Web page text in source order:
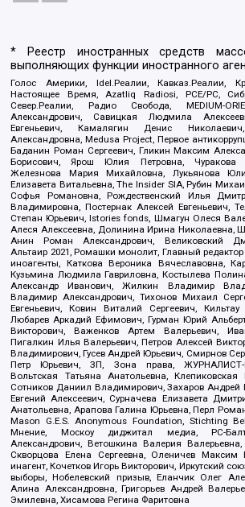
* Реестр иностранных средств
выполняющих функции иностранного
Голос Америки, Idel.Реалии, Кавказ.Реалии,
Настоящее Время, Azatliq Radiosi, PCE/PC,
Север.Реалии, Радио Свобода, MEDIUM-
Александрович, Савицкая Людмила
Евгеньевич, Камалягин Денис
Александровна, Medusa Project, Первое
Баданин Роман Сергеевич, Гликин Максим
Борисович, Ярош Юлия Петровна, Чуракова
Железнова Мария Михайловна, Лукьянова
Елизавета Витальевна, The Insider SIA, Рубин
Софья Романовна, Рождественский Илья
Владимировна, Постернак Алексей Евгеньевич,
Степан Юрьевич, Istories fonds, Шмагун Олеся
Алеся Алексеевна, Долинина Ирина Николаевна,
Анин Роман Александрович, Великовский
Альтаир 2021, Ромашки монолит, Главный
иноагенты, Каткова Вероника Вячеславовна,
Кузьмина Людмила Гавриловна, Костылева
Александр Иванович, Жилкин Владимир
Владимир Александрович, Тихонов Михаил
Евгеньевич, Ковин Виталий Сергеевич, Кильтау
Любарев Аркадий Ефимович, Гурман Юрий
Викторович, Важенков Артем Валерьевич,
Пигалкин Илья Валерьевич, Петров Алексей
Владимирович, Гусев Андрей Юрьевич, Смирнов
Петр Юрьевич, ЗП, Зона права,
Вольтская Татьяна Анатольевна, Клепиковская
Сотников Даниил Владимирович, Захаров
Евгений Алексеевич, Сурначева Елизавета
Анатольевна, Арапова Галина Юрьевна, Перл
Mason G.E.S. Anonymous Foundation, Stichting
Мнение, Москоу диджитал медиа, РС-
Александрович, Ветошкина Валерия
Скворцова Елена Сергеевна, Оленичев
инагент, Кочетков Игорь Викторович, Иркутский
выборы, Нобелевский призыв, Еланчик Олег
Алина Александровна, Григорьев Андрей
Эмилевна, Хисамова Регина Фаритовна